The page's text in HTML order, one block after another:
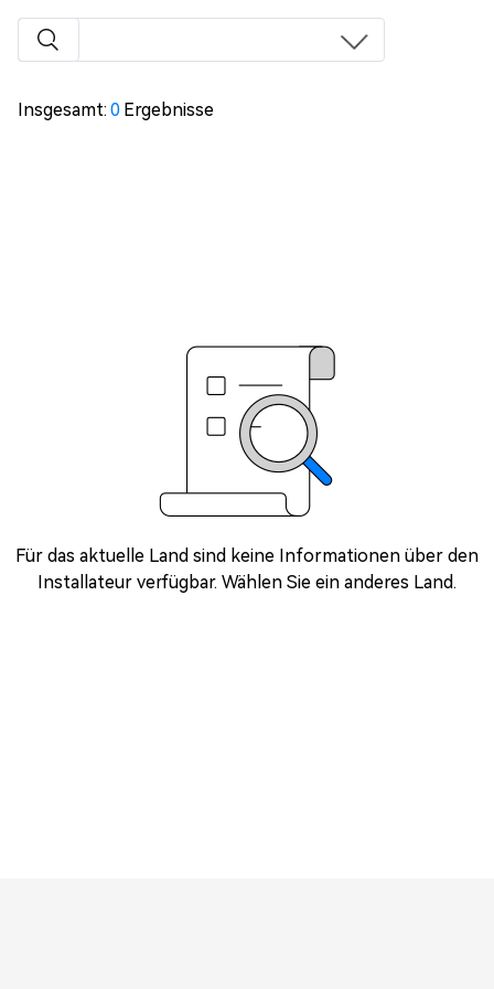
Insgesamt: 0 Ergebnisse
Für das aktuelle Land sind keine Informationen über den
Installateur verfügbar. Wählen Sie ein anderes Land.